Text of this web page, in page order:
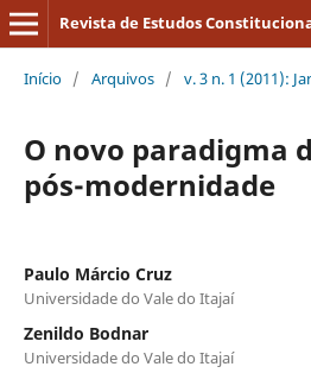
Início / Arquivos / v. 3 n. 1 (2011):
O novo paradigma
pós-modernidade
Paulo Márcio Cruz
Universidade do Vale do Itajaí
Zenildo Bodnar
Universidade do Vale do Itajaí